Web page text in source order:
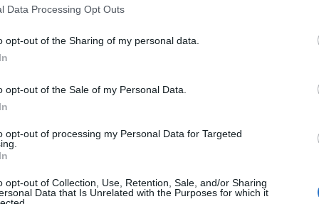
Data Processing Opt Outs
opt-out of the Sharing of my personal data.
opt-out of the Sale of my Personal Data.
opt-out of processing my Personal Data for Targeted
opt-out of Collection, Use, Retention, Sale, and/or Sharing
Data that Is Unrelated with the Purposes for which it
a lépések időzítését kifogásolta.Kapcsolódó
be, hogy a családi pótlék további differenciálását...
portfolio.hu hírarchívumához tartozik, melynek olvasása
tartalmazza:
elmúlt 2 év napon belüli